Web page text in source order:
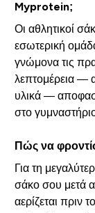
Myprotein;
Οι αθλητικοί
εσωτερική
γνώμονα τις
λεπτομέρεια —
υλικά —
στο
Πώς να
Για τη
σάκο σου μετά
αερίζεται πριν